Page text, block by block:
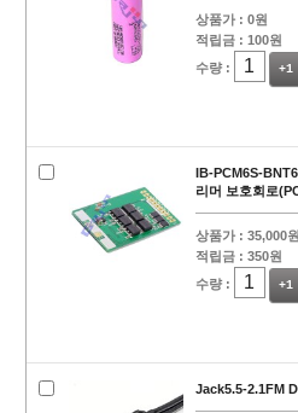
상품가 : 0원
적립금 : 100원
수량 :
+1
IB-PCM6S-
리머 보호회로
상품가 : 35,000원
적립금 : 350원
수량 :
+1
Jack5.5-2.1FM